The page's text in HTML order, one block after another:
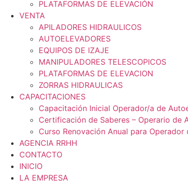
PLATAFORMAS DE ELEVACIÓN
VENTA
APILADORES HIDRAULICOS
AUTOELEVADORES
EQUIPOS DE IZAJE
MANIPULADORES TELESCOPICOS
PLATAFORMAS DE ELEVACION
ZORRAS HIDRAULICAS
CAPACITACIONES
Capacitación Inicial Operador/a de
Certificación de Saberes – Operario de
Curso Renovación Anual para
AGENCIA RRHH
CONTACTO
INICIO
LA EMPRESA